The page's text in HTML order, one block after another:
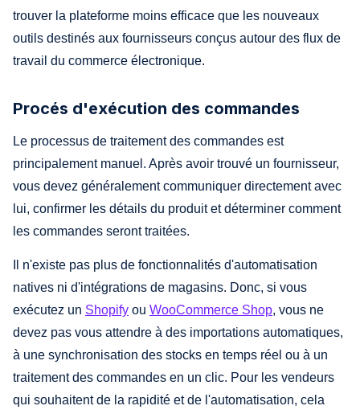
trouver la plateforme moins efficace que les nouveaux
outils destinés aux fournisseurs conçus autour des flux de
travail du commerce électronique.
Procés d'exécution des commandes
Le processus de traitement des commandes est
principalement manuel. Après avoir trouvé un fournisseur,
vous devez généralement communiquer directement avec
lui, confirmer les détails du produit et déterminer comment
les commandes seront traitées.
Il n'existe pas plus de fonctionnalités d'automatisation
natives ni d'intégrations de magasins. Donc, si vous
exécutez un Shopify ou WooCommerce Shop, vous ne
devez pas vous attendre à des importations automatiques,
à une synchronisation des stocks en temps réel ou à un
traitement des commandes en un clic. Pour les vendeurs
qui souhaitent de la rapidité et de l'automatisation, cela